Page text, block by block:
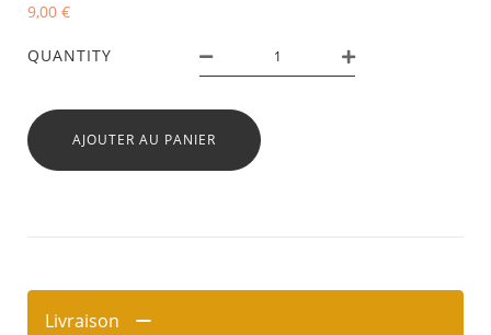
9,00 €
QUANTITY
AJOUTER AU PANIER
Livraison